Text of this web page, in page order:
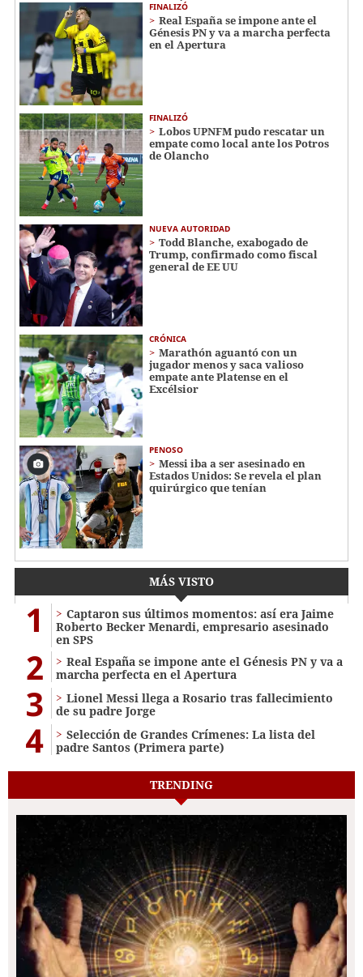
FINALIZÓ
Real España se impone ante el
Génesis PN y va a marcha perfecta
en el Apertura
FINALIZÓ
Lobos UPNFM pudo rescatar un
empate como local ante los Potros
de Olancho
NUEVA AUTORIDAD
Todd Blanche, exabogado de
Trump, confirmado como fiscal
general de EE UU
CRÓNICA
Marathón aguantó con un
jugador menos y saca valioso
empate ante Platense en el
Excélsior
PENOSO
Messi iba a ser asesinado en
Estados Unidos: Se revela el plan
quirúrgico que tenían
MÁS VISTO
1
Captaron sus últimos momentos: así era Jaime
Roberto Becker Menardi​​​, empresario asesinado
en SPS
2
Real España se impone ante el Génesis PN y va a
marcha perfecta en el Apertura
3
Lionel Messi llega a Rosario tras fallecimiento
de su padre Jorge
4
Selección de Grandes Crímenes: La lista del
padre Santos (Primera parte)
TRENDING